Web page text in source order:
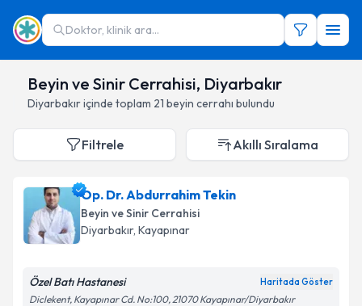
Doktor, klinik ara...
Beyin ve Sinir Cerrahisi, Diyarbakır
Diyarbakıriçinde toplam 21 beyin cerrahı bulundu
Filtrele Akıllı Sıralama
Op. Dr. Abdurrahim Tekin
Beyin ve Sinir Cerrahisi
Diyarbakır, Kayapınar
Özel Batı Hastanesi Haritada Göster
Diclekent, Kayapınar Cd. No:100, 21070 Kayapınar/Diyarbakır